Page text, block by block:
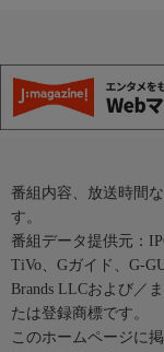
番組内容、放送時間
す。
番組データ提供元：
TiVo、Gガイド、G-
Brands LLCおよび／
たは登録商標です。
このホームページに